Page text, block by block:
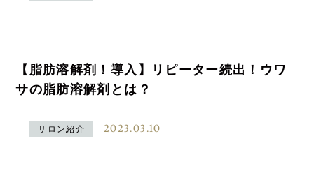
【脂肪溶解剤！導入】リピーター続出！ウワ
サの脂肪溶解剤とは？
サロン紹介 2023.03.10